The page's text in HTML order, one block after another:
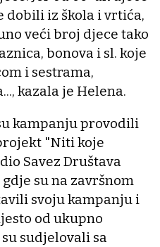
dobili iz škola i vrtića,
veći broj djece tako
bonova i sl. koje
i sestrama,
kazala je Helena.
kampanju provodili
"Niti koje
Savez Društava
su na završnom
svoju kampanju i
od ukupno
sudjelovali sa